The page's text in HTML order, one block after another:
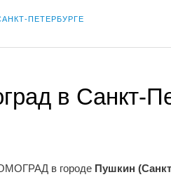
ПЕТЕРБУРГЕ
в Санкт-
в городе Пушкин